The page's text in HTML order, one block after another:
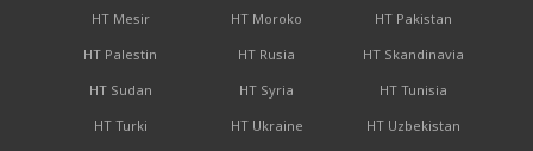
HT Mesir
HT Moroko
HT Pakistan
HT Palestin
HT Rusia
HT Skandinavia
HT Sudan
HT Syria
HT Tunisia
HT Turki
HT Ukraine HT Uzbekistan